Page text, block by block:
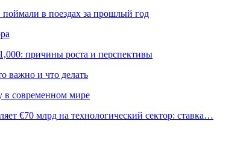
поймали в поездах за прошлый год
причины роста и перспективы
важно и что делать
в современном мире
€70 млрд на технологический сектор: ставка…